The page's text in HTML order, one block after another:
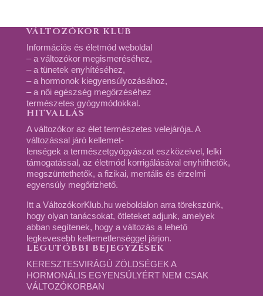
VÁLTOZÓKOR KLUB
Információs és életmód weboldal
– a változókor megismeréséhez,
– a tünetek enyhítéséhez,
– a hormonok kiegyensúlyozásához,
– a női egészség megőrzéséhez
természetes gyógymódokkal.
HITVALLÁS
A változókor az élet természetes velejárója. A
változással járó kellemet-
lenségek a természetgyógyászat eszközeivel, lelki
támogatással, az életmód korrigálásával enyhíthetők,
megszüntethetők, a fizikai, mentális és érzelmi
egyensúly megőrizhető.
Itt a VáltozókorKlub.hu weboldalon arra törekszünk,
hogy olyan tanácsokat, ötleteket adjunk, amelyek
abban segítenek, hogy a változás a lehető
legkevesebb kellemetlenséggel járjon.
LEGUTÓBBI BEJEGYZÉSEK
KERESZTESVIRÁGÚ ZÖLDSÉGEK A
HORMONÁLIS EGYENSÚLYÉRT NEM CSAK
VÁLTOZÓKORBAN